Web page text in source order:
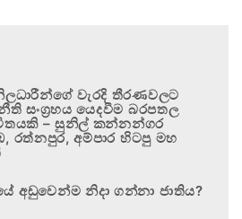
වැරදි තීරණවලට
සංග්‍රහය යෙදවීම බරපතල
– සුනිල් කන්නන්ගර
රත්නපුර, අම්පාර හිටපු මහ
අඩුවෙන්ම නිදා ගන්නා ජාතිය?